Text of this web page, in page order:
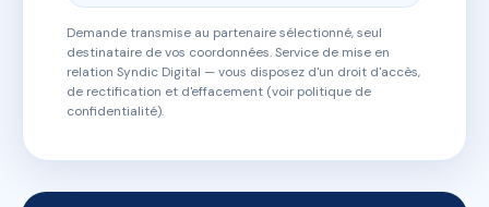
Demande transmise au partenaire sélectionné, seul
destinataire de vos coordonnées. Service de mise en
relation Syndic Digital — vous disposez d'un droit d'accès,
de rectification et d'effacement (voir politique de
confidentialité).